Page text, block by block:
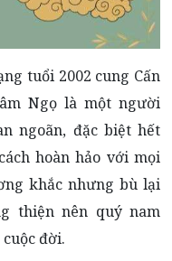
tuổi 2002 cung Cấn
Ngọ là một người
ngoãn, đặc biệt hết
hoàn hảo với mọi
khắc nhưng bù lại
thiện nên quý nam
đời.